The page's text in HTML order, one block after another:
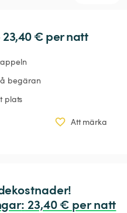
€ per natt
begäran
plats
Att märka
: 23,40 € per natt